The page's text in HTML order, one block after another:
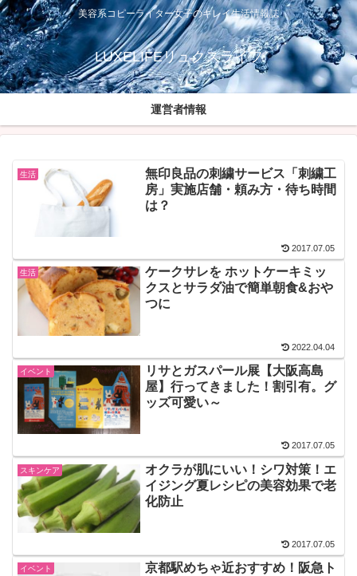
美容系コピーライター女子のキレイ生活情報誌
LUXELIFEリュクスライフ
運営者情報
生活
無印良品の刺繍サービス「刺繍工
房」実施店舗・頼み方・待ち時間
は？
2017.07.05
生活
ケークサレを ホットケーキミッ
クスとサラダ油で簡単朝食&おや
つに
2022.04.04
イベント
リサとガスパール展【大阪高島
屋】行ってきました！割引有。グ
ッズ可愛い～
2017.07.05
スキンケア
オクラが肌にいい！シワ対策！エ
イジング夏レシピの美容効果で老
化防止
2017.07.05
イベント
京都駅めちゃ近おすすめ！阪急ト